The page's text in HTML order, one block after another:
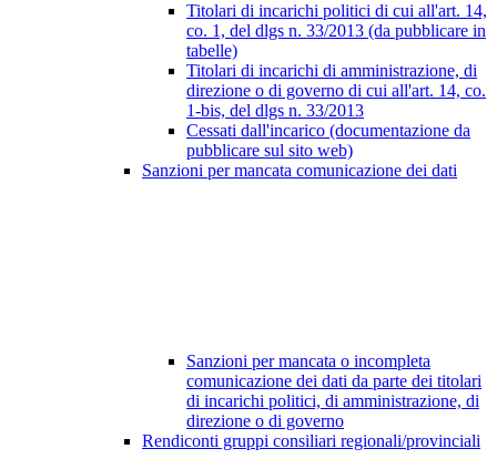
Titolari di incarichi politici di cui all'art. 14,
co. 1, del dlgs n. 33/2013 (da pubblicare in
tabelle)
Titolari di incarichi di amministrazione, di
direzione o di governo di cui all'art. 14, co.
1-bis, del dlgs n. 33/2013
Cessati dall'incarico (documentazione da
pubblicare sul sito web)
Sanzioni per mancata comunicazione dei dati
Sanzioni per mancata o incompleta
comunicazione dei dati da parte dei titolari
di incarichi politici, di amministrazione, di
direzione o di governo
Rendiconti gruppi consiliari regionali/provinciali